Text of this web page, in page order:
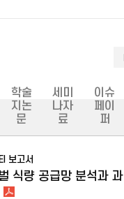
학술
지논
문
세미
나자
료
이슈
페이
퍼
보고서
식량 공급망 분석과